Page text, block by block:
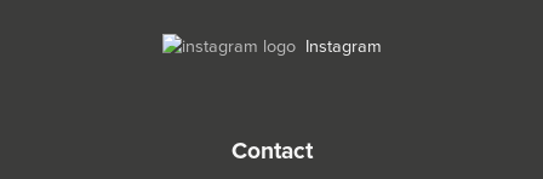
Instagram
contact